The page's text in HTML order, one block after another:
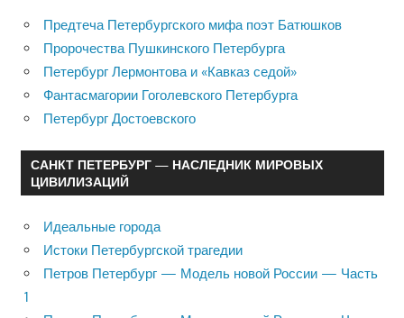
Предтеча Петербургского мифа поэт Батюшков
Пророчества Пушкинского Петербурга
Петербург Лермонтова и «Кавказ седой»
Фантасмагории Гоголевского Петербурга
Петербург Достоевского
САНКТ ПЕТЕРБУРГ — НАСЛЕДНИК МИРОВЫХ
ЦИВИЛИЗАЦИЙ
Идеальные города
Истоки Петербургской трагедии
Петров Петербург — Модель новой России — Часть
1